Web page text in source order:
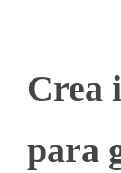
Crea
para